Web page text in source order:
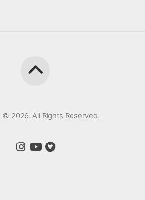
© 2026. All Rights Reserved.